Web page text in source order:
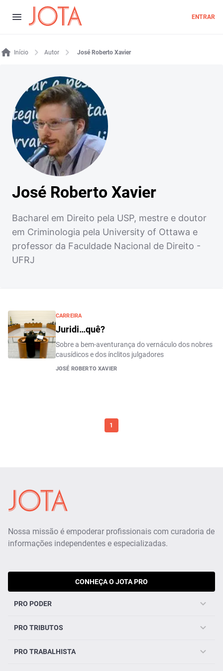
ENTRAR
Início Autor José Roberto Xavier
José Roberto Xavier
Bacharel em Direito pela USP, mestre e doutor
em Criminologia pela University of Ottawa e
professor da Faculdade Nacional de Direito -
UFRJ
CARREIRA
Juridi…quê?
Sobre a bem-aventurança do vernáculo dos nobres
causídicos e dos ínclitos julgadores
JOSÉ ROBERTO XAVIER
1
Nossa missão é empoderar profissionais com curadoria de
informações independentes e especializadas.
CONHEÇA O JOTA PRO
PRO PODER
PRO TRIBUTOS
PRO TRABALHISTA